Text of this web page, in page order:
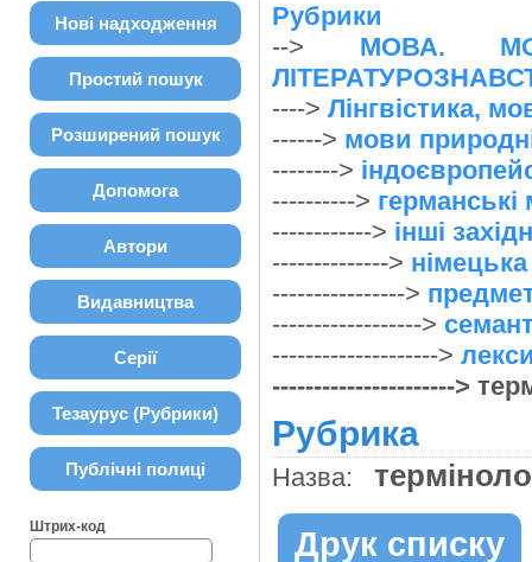
Нові надходження
Простий пошук
Розширений пошук
Допомога
Автори
Видавництва
Серії
Тезаурус (Рубрики)
Публічні полиці
Штрих-код
Рубрики
--> МОВА.
----> Лінгвістика,
------> мови
-------->
---------->
------------> інші
-------------->
---------------->
------------------>
-------------------->
---------------------->
Рубрика
Назва:
Друк списку